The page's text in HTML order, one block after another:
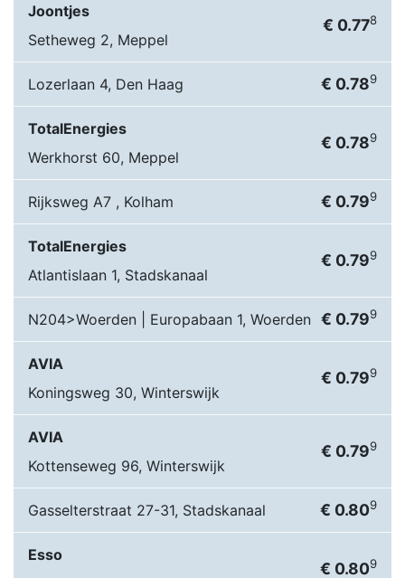
Joontjes
Setheweg 2, Meppel
€ 0.778
Lozerlaan 4, Den Haag € 0.789
TotalEnergies
Werkhorst 60, Meppel
€ 0.789
Rijksweg A7 , Kolham € 0.799
TotalEnergies
Atlantislaan 1, Stadskanaal
€ 0.799
N204>Woerden | Europabaan 1, Woerden € 0.799
AVIA
Koningsweg 30, Winterswijk
€ 0.799
AVIA
Kottenseweg 96, Winterswijk
€ 0.799
Gasselterstraat 27-31, Stadskanaal € 0.809
Esso
€ 0.809